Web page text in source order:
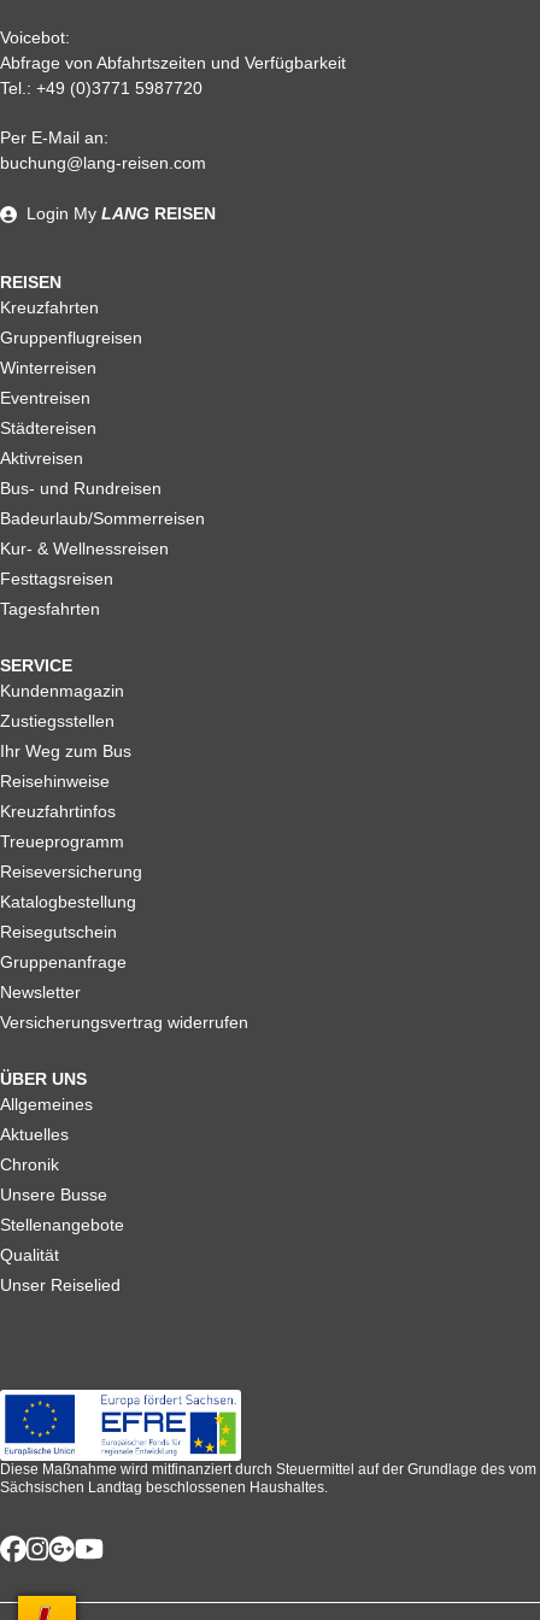
Alle weiteren Stronierungsbedingungen entnehmen Sie bitte
unseren AGB. Wir empfehlen Ihnen den Abschluss einer
Reiserücktrittskostenversicherung
Voicebot:
Abfrage von Abfahrtszeiten und Verfügbarkeit
Tel.: +49 (0)3771 5987720
Per E-Mail an:
buchung@lang-reisen.com
REISEN
Kreuzfahrten
Gruppenflugreisen
Winterreisen
Eventreisen
Städtereisen
Aktivreisen
Bus- und Rundreisen
Badeurlaub/Sommerreisen
Kur- & Wellnessreisen
Festtagsreisen
Tagesfahrten
SERVICE
Kundenmagazin
Zustiegsstellen
Ihr Weg zum Bus
Reisehinweise
Kreuzfahrtinfos
Treueprogramm
Reiseversicherung
Katalogbestellung
Reisegutschein
Gruppenanfrage
Newsletter
Versicherungsvertrag widerrufen
ÜBER UNS
Allgemeines
Aktuelles
Chronik
Unsere Busse
Stellenangebote
Qualität
Unser Reiselied
Login My LANG REISEN
Diese Maßnahme wird mitfinanziert durch Steuermittel auf der Grundlage des vom
Sächsischen Landtag beschlossenen Haushaltes.